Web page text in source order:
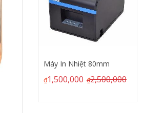
Máy In Nhiệt 80mm
₫2,500,000